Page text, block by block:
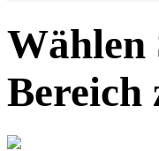
Wählen
Bereich